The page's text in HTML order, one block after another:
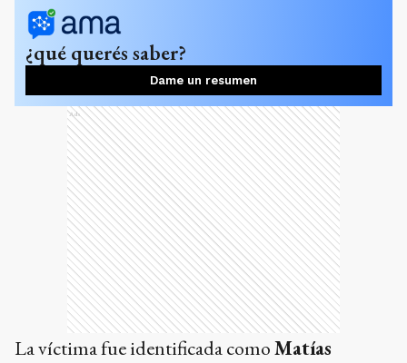
¿qué querés saber?
Dame un resumen
Ads
La víctima fue identificada comoMatías